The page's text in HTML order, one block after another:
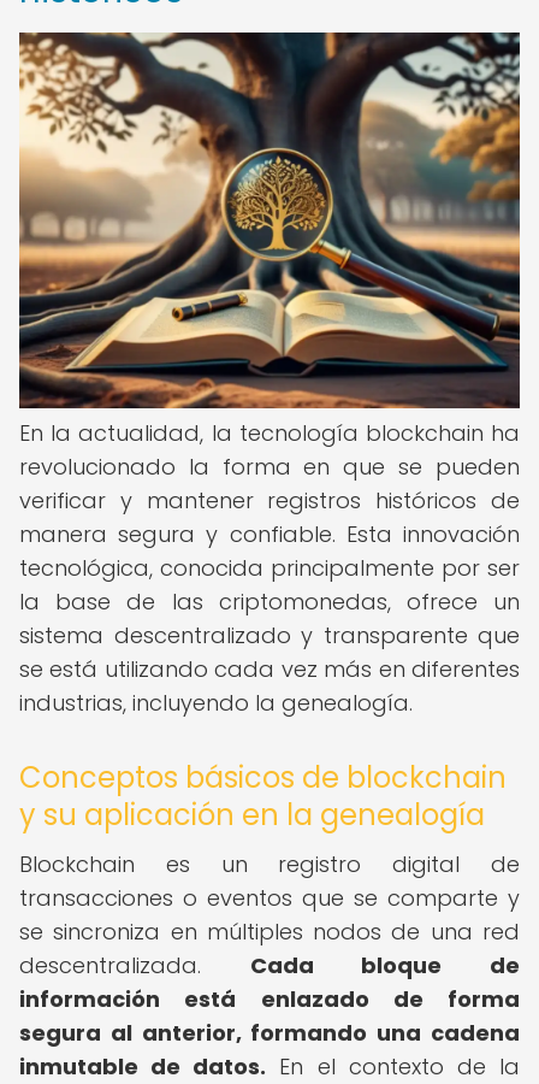
En la actualidad, la tecnología blockchain ha
revolucionado la forma en que se pueden
verificar y mantener registros históricos de
manera segura y confiable. Esta innovación
tecnológica, conocida principalmente por ser
la base de las criptomonedas, ofrece un
sistema descentralizado y transparente que
se está utilizando cada vez más en diferentes
industrias, incluyendo la genealogía.
Conceptos básicos de blockchain
y su aplicación en la genealogía
Blockchain es un registro digital de
transacciones o eventos que se comparte y
se sincroniza en múltiples nodos de una red
descentralizada. Cada bloque de
información está enlazado de forma
segura al anterior, formando una cadena
inmutable de datos. En el contexto de la